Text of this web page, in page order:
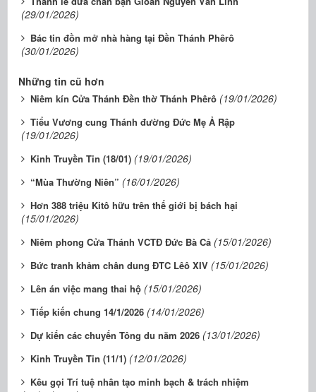
(29/01/2026)
Bác tin đồn mở nhà hàng tại Đền Thánh Phêrô
(30/01/2026)
Những tin cũ hơn
Niêm kín Cửa Thánh Đền thờ Thánh Phêrô (19/01/2026)
Tiểu Vương cung Thánh đường Đức Mẹ Ả Rập
(19/01/2026)
Kinh Truyền Tin (18/01) (19/01/2026)
“Mùa Thường Niên” (16/01/2026)
Hơn 388 triệu Kitô hữu trên thế giới bị bách hại
(15/01/2026)
Niêm phong Cửa Thánh VCTĐ Đức Bà Cả (15/01/2026)
Bức tranh khảm chân dung ĐTC Lêô XIV (15/01/2026)
Lên án việc mang thai hộ (15/01/2026)
Tiếp kiến chung 14/1/2026 (14/01/2026)
Dự kiến các chuyến Tông du năm 2026 (13/01/2026)
Kinh Truyền Tin (11/1) (12/01/2026)
Kêu gọi Trí tuệ nhân tạo minh bạch & trách nhiệm